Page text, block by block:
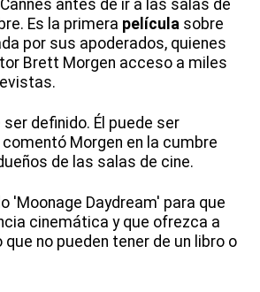
antes de ir a las salas de
Es la primera película sobre
por sus apoderados, quienes
Brett Morgen acceso a miles
definido. Él puede ser
Morgen en la cumbre
de las salas de cine.
'Moonage Daydream' para que
cinemática y que ofrezca a
que no pueden tener de un libro o